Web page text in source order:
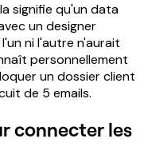
signifie qu'un data
un designer
ni l'autre n'aurait
personnellement
un dossier client
de 5 emails.
connecter les